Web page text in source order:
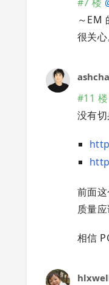
～EM
很关
#11 楼
没有
前面
质量
相信